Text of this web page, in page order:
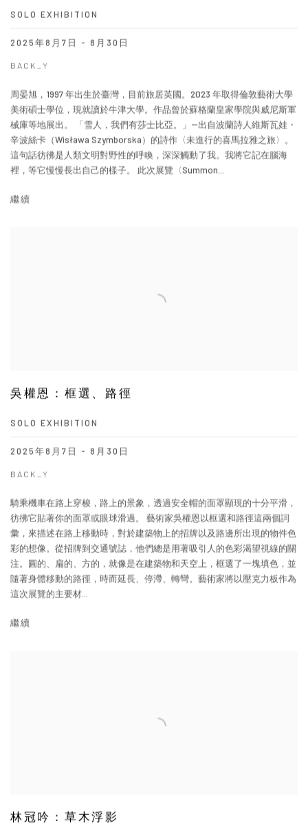
SOLO EXHIBITION
2025年8月7日 - 8月30日
BACK_Y
周晏旭，1997 年出生於臺灣，目前旅居英國。2023 年取得倫敦藝術大學
美術碩士學位，現就讀於牛津大學。作品曾於蘇格蘭皇家學院與威尼斯軍
械庫等地展出。 「雪人，我們有莎士比亞。」--出自波蘭詩人維斯瓦娃・
辛波絲卡（Wisława Szymborska）的詩作〈未進行的喜馬拉雅之旅〉。
這句話彷彿是人類文明對野性的呼喚，深深觸動了我。我將它記在腦海
裡，等它慢慢長出自己的樣子。 此次展覽〈Summon...
繼續
吳權恩：框選、路徑
SOLO EXHIBITION
2025年8月7日 - 8月30日
BACK_Y
騎乘機車在路上穿梭，路上的景象，透過安全帽的面罩顯現的十分平滑，
彷彿它貼著你的面罩或眼球滑過。 藝術家吳權恩以框選和路徑這兩個詞
彙，來描述在路上移動時，對於建築物上的招牌以及路邊所出現的物件色
彩的想像。從招牌到交通號誌，他們總是用著吸引人的色彩渴望視線的關
注。圓的、扁的、方的，就像是在建築物和天空上，框選了一塊填色，並
隨著身體移動的路徑，時而延長、停滯、轉彎。藝術家將以壓克力板作為
這次展覽的主要材...
繼續
林冠吟：草木浮影